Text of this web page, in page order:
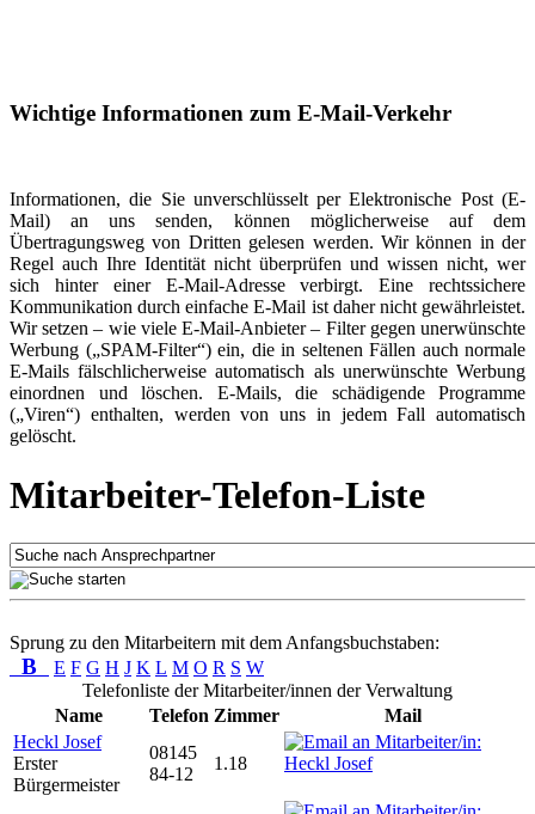
Wichtige Informationen zum E-Mail-Verkehr
Informationen, die Sie unverschlüsselt per Elektronische Post (E-
Mail) an uns senden, können möglicherweise auf dem
Übertragungsweg von Dritten gelesen werden. Wir können in der
Regel auch Ihre Identität nicht überprüfen und wissen nicht, wer
sich hinter einer E-Mail-Adresse verbirgt. Eine rechtssichere
Kommunikation durch einfache E-Mail ist daher nicht gewährleistet.
Wir setzen – wie viele E-Mail-Anbieter – Filter gegen unerwünschte
Werbung („SPAM-Filter“) ein, die in seltenen Fällen auch normale
E-Mails fälschlicherweise automatisch als unerwünschte Werbung
einordnen und löschen. E-Mails, die schädigende Programme
(„Viren“) enthalten, werden von uns in jedem Fall automatisch
gelöscht.
Mitarbeiter-Telefon-Liste
Sprung zu den Mitarbeitern mit dem Anfangsbuchstaben:
B E F G H J K L M O R S W
Telefonliste der Mitarbeiter/innen der Verwaltung
Name
Telefon Zimmer
Mail
Heckl Josef
Erster
Bürgermeister
08145
84-12
1.18